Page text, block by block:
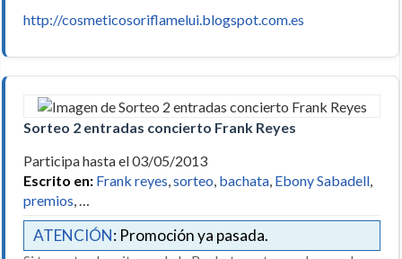
http://cosmeticosoriflamelui.blogspot.com.es
Sorteo 2 entradas concierto Frank Reyes
Participa hasta el 03/05/2013
Escrito en: Frank reyes,sorteo, bachata, Ebony Sabadell,
premios, …
ATENCIÓN: Promoción ya pasada.